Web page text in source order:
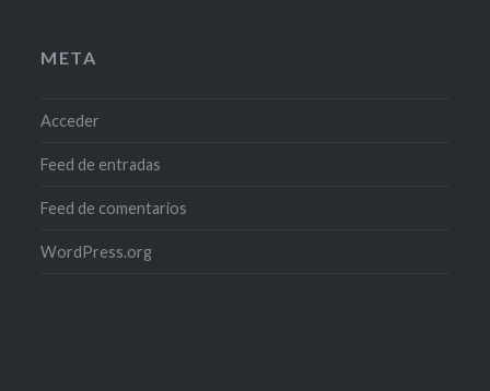
META
Acceder
Feed de entradas
Feed de comentarios
WordPress.org